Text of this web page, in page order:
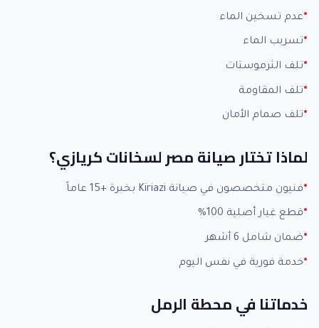
عدم تسخين الماء
تسريب الماء
تلف الثرموستات
تلف المقاومة
تلف صمام الأمان
لماذا تختار صيانة مصر لسخانات كريازي؟
فنيون متخصصون في صيانة Kiriazi بخبرة +15 عاماً
قطع غيار أصلية 100%
ضمان شامل 6 أشهر
خدمة فورية في نفس اليوم
خدماتنا في محطة الرمل